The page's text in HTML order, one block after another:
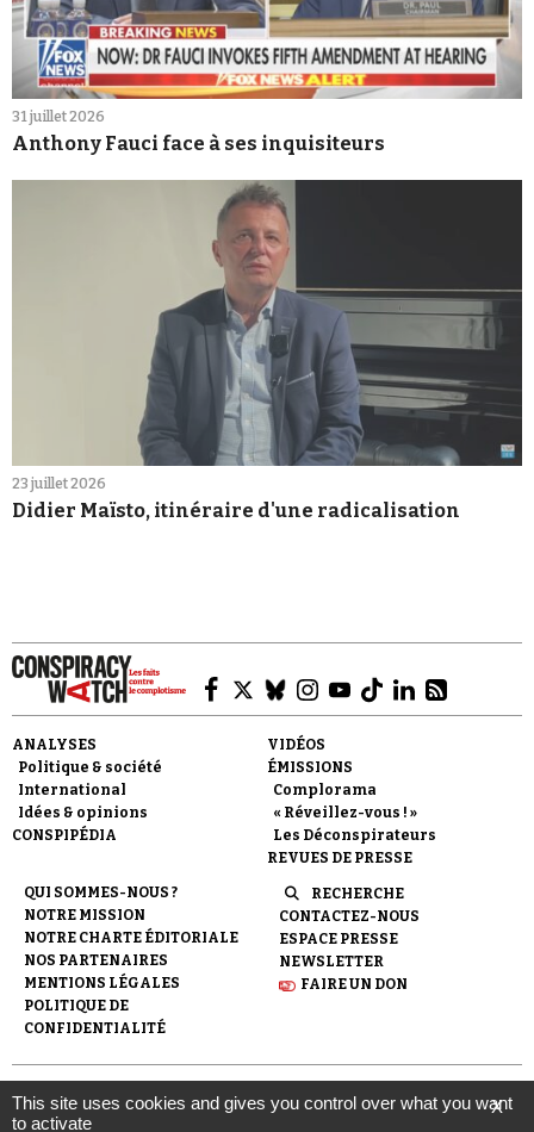
31 juillet 2026
Anthony Fauci face à ses inquisiteurs
23 juillet 2026
Didier Maïsto, itinéraire d'une radicalisation
ANALYSES
Politique & société
International
Idées & opinions
CONSPIPÉDIA
VIDÉOS
ÉMISSIONS
Complorama
« Réveillez-vous ! »
Les Déconspirateurs
REVUES DE PRESSE
QUI SOMMES-NOUS ?
NOTRE MISSION
NOTRE CHARTE ÉDITORIALE
NOS PARTENAIRES
MENTIONS LÉGALES
POLITIQUE DE
CONFIDENTIALITÉ
RECHERCHE
CONTACTEZ-NOUS
ESPACE PRESSE
NEWSLETTER
FAIRE UN DON
© 2007- 2026 Conspiracy Watch | Une réalisation de
l'Observatoire du conspirationnisme (association loi de 1901) avec
le soutien de la Fondation pour la Mémoire de la Shoah.
X
This site uses cookies and gives you control over what you want
to activate